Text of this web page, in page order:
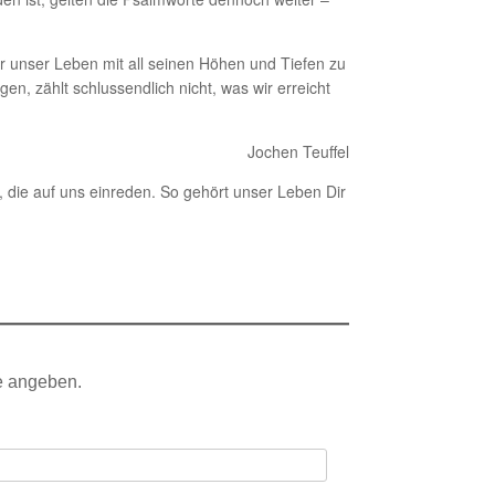
Leben mit all seinen Höhen und Tiefen zu
zählt schlussendlich nicht, was wir erreicht
Jochen Teuffel
auf uns einreden. So gehört unser Leben Dir
angeben.